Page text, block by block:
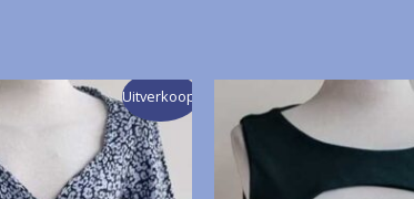
Uitverkoop!